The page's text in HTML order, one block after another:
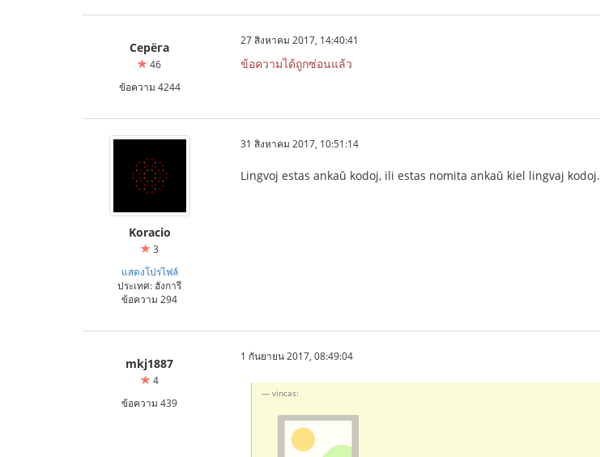
Серёга
46
ข้อความ 4244
27 สิงหาคม 2017, 14:40:41
ข้อความได้ถูกซ่อนแล้ว
Koracio
3
แสดงโปรไฟล์
ประเทศ: ฮังการี
ข้อความ 294
31 สิงหาคม 2017, 10:51:14
Lingvoj estas ankaŭ kodoj, ili estas nomita ankaŭ kiel lingvaj kodoj.
mkj1887
4
ข้อความ 439
1 กันยายน 2017, 08:49:04
vincas: